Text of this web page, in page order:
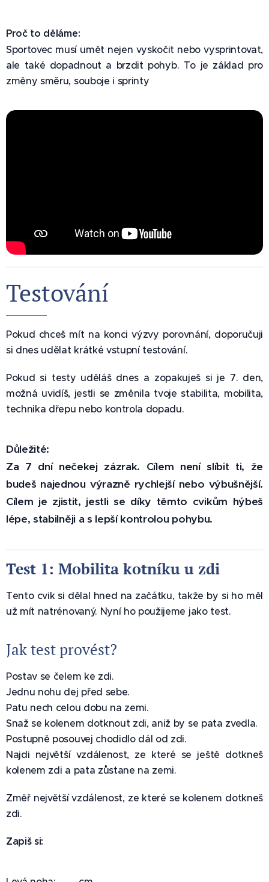
Proč to děláme:
Sportovec musí umět nejen vyskočit nebo vysprintovat,
ale také dopadnout a brzdit pohyb. To je základ pro
změny směru, souboje i sprinty
Testování 📈
Pokud chceš mít na konci výzvy porovnání, doporučuji
si dnes udělat krátké vstupní testování.
Pokud si testy uděláš dnes a zopakuješ si je 7. den,
možná uvidíš, jestli se změnila tvoje stabilita, mobilita,
technika dřepu nebo kontrola dopadu.
Důležité:
Za 7 dní nečekej zázrak. Cílem není slíbit ti, že
budeš najednou výrazně rychlejší nebo výbušnější.
Cílem je zjistit, jestli se díky těmto cvikům hýbeš
lépe, stabilněji a s lepší kontrolou pohybu. ⚡
Test 1: Mobilita kotníku u zdi 🦶
Tento cvik si dělal hned na začátku, takže by si ho měl
už mít natrénovaný. Nyní ho použijeme jako test.
Jak test provést?
Postav se čelem ke zdi.
Jednu nohu dej před sebe.
Patu nech celou dobu na zemi.
Snaž se kolenem dotknout zdi, aniž by se pata zvedla.
Postupně posouvej chodidlo dál od zdi.
Najdi největší vzdálenost, ze které se ještě dotkneš
kolenem zdi a pata zůstane na zemi.
Změř největší vzdálenost, ze které se kolenem dotkneš
zdi.
Zapiš si: